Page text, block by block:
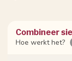
Combineer
Hoe werkt het?